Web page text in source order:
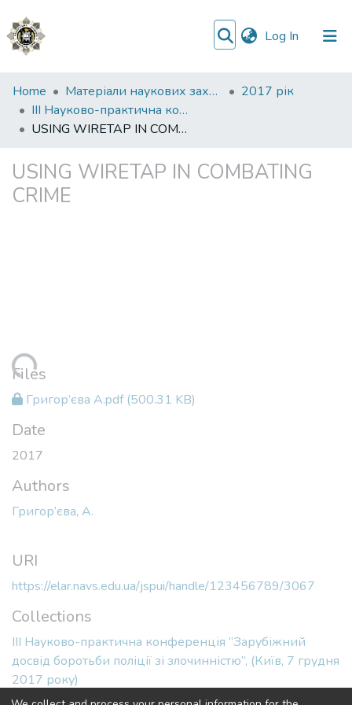
Log In (current)
Communities
&
Collections
Statistics
Home Матеріали наукових заходів
2017 рік
ІІІ Науково-практична конференція “Зарубіжний досвід боротьби поліції зі злочинністю”, (Київ, 7 грудня 2017 року)
USING WIRETAP IN COMBATING CRIME
USING WIRETAP IN COMBATING
CRIME
Files
Григор’єва А.pdf(500.31 KB)
Date
2017
Authors
Григор’єва, А.
URI
https://elar.navs.edu.ua/jspui/handle/123456789/3067
Collections
ІІІ Науково-практична конференція “Зарубіжний
досвід боротьби поліції зі злочинністю”, (Київ, 7 грудня
2017 року)